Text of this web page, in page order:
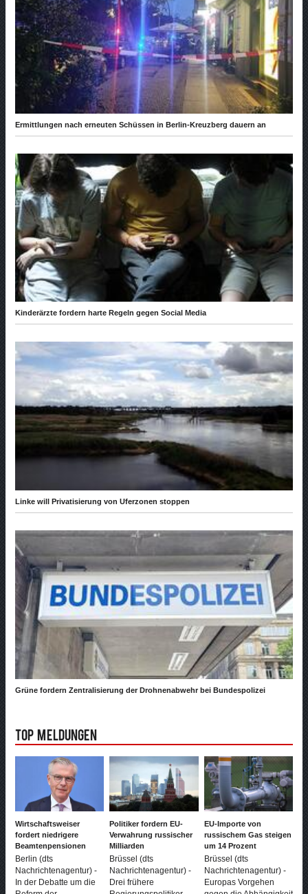
Ermittlungen nach erneuten Schüssen in Berlin-Kreuzberg dauern an
Kinderärzte fordern harte Regeln gegen Social Media
Linke will Privatisierung von Uferzonen stoppen
Grüne fordern Zentralisierung der Drohnenabwehr bei Bundespolizei
Top Meldungen
Wirtschaftsweiser
fordert niedrigere
Beamtenpensionen
Berlin (dts
Nachrichtenagentur) -
In der Debatte um die
Politiker fordern EU-
Verwahrung russischer
Milliarden
Brüssel (dts
Nachrichtenagentur) -
Drei frühere
EU-Importe von
russischem Gas steigen
um 14 Prozent
Brüssel (dts
Nachrichtenagentur) -
Europas Vorgehen